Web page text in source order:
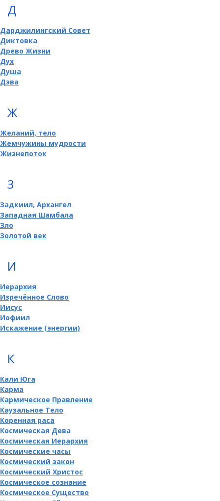
Д
Дарджилингский Совет
Диктовка
Древо Жизни
Дух
Душа
Дэва
Ж
Желаний, тело
Жемчужины мудрости
Жизнепоток
З
Задкиил, Архангел
Западная Шамбала
Зло
Золотой век
И
Иерархия
Изречённое Слово
Иисус
Иофиил
Искажение (энергии)
К
Кали Юга
Карма
Кармическое Правление
Каузальное Тело
Коренная раса
Космическая Дева
Космическая Иерархия
Космические часы
Космический закон
Космический Христос
Космическое сознание
Космическое Существо